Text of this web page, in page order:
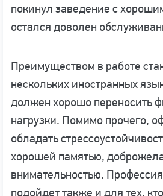
покинул заведение с
остался доволен
Преимуществом в работе
нескольких иностранных
должен хорошо переносить
нагрузки. Помимо прочего,
обладать
хорошей памятью,
внимательностью.
подойдет также и для тех,